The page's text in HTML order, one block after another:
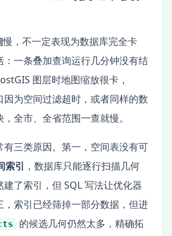
慢，不一定表现为数据库完全卡
：一条叠加查询运行几分钟没有结
图层时地图缩放很卡，
因为空间过滤超时，或者同样的数
全市、全省范围一查就慢。
有三类原因。第一，空间表没有可
索引 ，数据库只能逐行扫描几何
了索引，但 SQL 写法让优化器
，索引已经筛掉一部分数据，但进
的候选几何仍然太多，精确拓